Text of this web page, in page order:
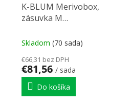
K-BLUM Merivobox,
zásuvka M
Inserta, drez
Skladom (70 sada)
€66,31 bez DPH
€81,56 / sada
Do košíka